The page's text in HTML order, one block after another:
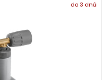
do 3 dnů